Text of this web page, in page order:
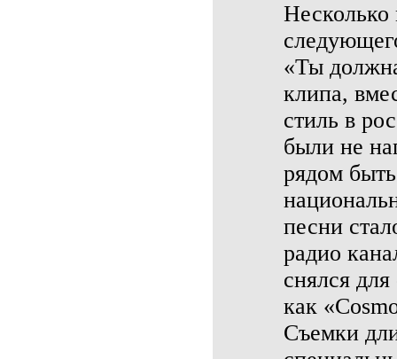
Несколько
«Ты
клипа,
стиль в
были не
рядом
песни
радио
снялся
как
Съемки